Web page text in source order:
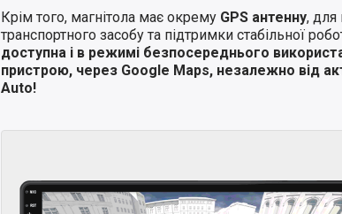
Крім того, магнітола має окрему GPS антенну, для
транспортного засобу та підтримки стабільної
доступна і в режимі безпосереднього
пристрою, через Google Maps, незалежно від
Auto!